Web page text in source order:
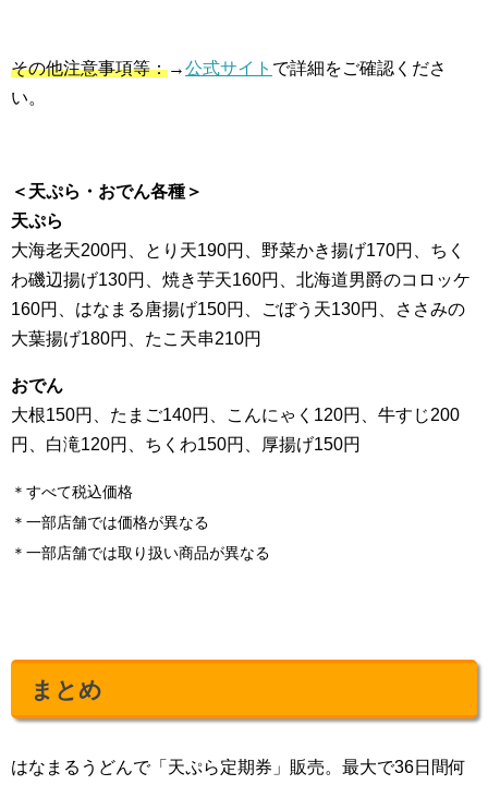
その他注意事項等：→公式サイト で詳細をご確認くださ
い。
＜天ぷら・おでん各種＞
天ぷら
大海老天200円、とり天190円、野菜かき揚げ170円、ちく
わ磯辺揚げ130円、焼き芋天160円、北海道男爵のコロッケ
160円、はなまる唐揚げ150円、ごぼう天130円、ささみの
大葉揚げ180円、たこ天串210円
おでん
大根150円、たまご140円、こんにゃく120円、牛すじ200
円、白滝120円、ちくわ150円、厚揚げ150円
＊すべて税込価格
＊一部店舗では価格が異なる
＊一部店舗では取り扱い商品が異なる
まとめ
はなまるうどんで「天ぷら定期券」販売。最大で36日間何